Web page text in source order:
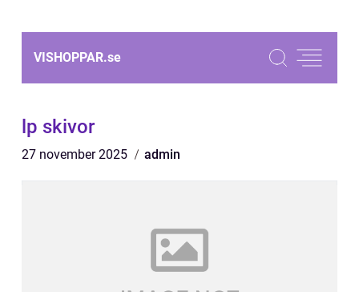
VISHOPPAR.se
lp skivor
27 november 2025 admin